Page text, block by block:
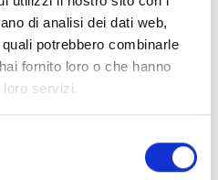
di analisi dei dati web,
potrebbero combinarle
fornito loro o che hanno
servizi.
Ove necessario, viene
dei rischi e, se
d’impatto sulla
o